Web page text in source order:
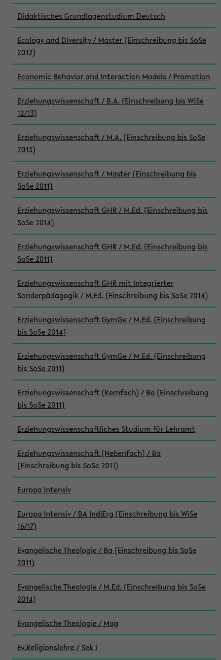
Didaktisches Grundlagenstudium Deutsch
Ecology and Diversity / Master (Einschreibung bis SoSe
2012)
Economic Behavior and Interaction Models / Promotion
Erziehungswissenschaft / B.A. (Einschreibung bis WiSe
12/13)
Erziehungswissenschaft / M.A. (Einschreibung bis SoSe
2013)
Erziehungswissenschaft / Master (Einschreibung bis
SoSe 2011)
Erziehungswissenschaft GHR / M.Ed. (Einschreibung bis
SoSe 2014)
Erziehungswissenschaft GHR / M.Ed. (Einschreibung bis
SoSe 2011)
Erziehungswissenschaft GHR mit Integrierter
Sonderpädagogik / M.Ed. (Einschreibung bis SoSe 2014)
Erziehungswissenschaft GymGe / M.Ed. (Einschreibung
bis SoSe 2014)
Erziehungswissenschaft GymGe / M.Ed. (Einschreibung
bis SoSe 2011)
Erziehungswissenschaft (Kernfach) / Ba (Einschreibung
bis SoSe 2011)
Erziehungswissenschaftliches Studium für Lehramt
Erziehungswissenschaft (Nebenfach) / Ba
(Einschreibung bis SoSe 2011)
Europa Intensiv
Europa Intensiv / BA IndiErg (Einschreibung bis WiSe
16/17)
Evangelische Theologie / Ba (Einschreibung bis SoSe
2011)
Evangelische Theologie / M.Ed. (Einschreibung bis SoSe
2014)
Evangelische Theologie / Mag
Ev.Religionslehre / Sek I